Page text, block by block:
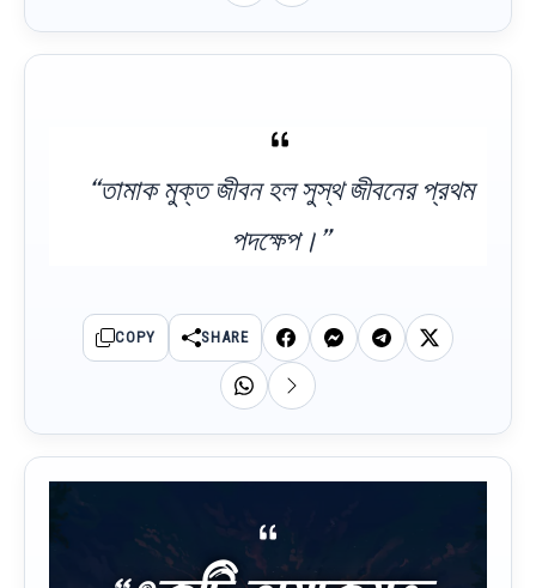
“তামাক মুক্ত জীবন হল সুস্থ জীবনের প্রথম
পদক্ষেপ।”
COPY SHARE